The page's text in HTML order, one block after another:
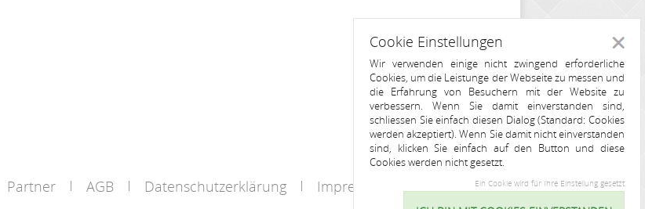
Partner AGB Datenschutzerklärung Impressum Kontakt
Cookie Einstellungen
Wir verwenden einige nicht zwingend erforderliche
Cookies, um die Leistunge der Webseite zu messen und
die Erfahrung von Besuchern mit der Website zu
verbessern. Wenn Sie damit einverstanden sind,
schliessen Sie einfach diesen Dialog (Standard: Cookies
werden akzeptiert). Wenn Sie damit nicht einverstanden
sind, klicken Sie einfach auf den Button und diese
Cookies werden nicht gesetzt.
Ein Cookie wird für Ihre Einstellung gesetzt